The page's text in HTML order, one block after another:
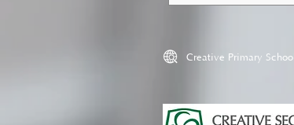
Creative Primary School